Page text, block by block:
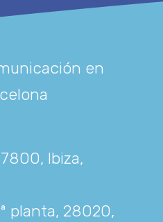
en
Ibiza,
planta, 28020,